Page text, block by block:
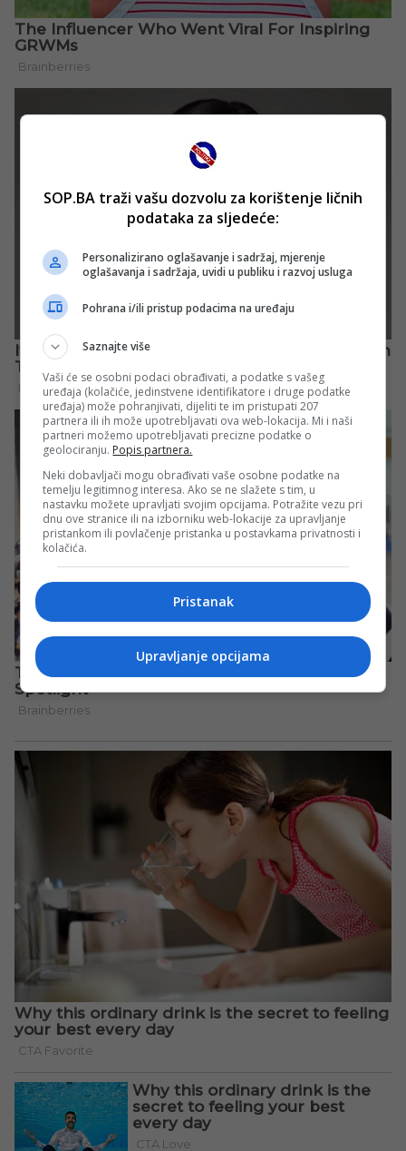
SOP.BA traži vašu dozvolu za korištenje ličnih
podataka za sljedeće:
Personalizirano oglašavanje i sadržaj, mjerenje
oglašavanja i sadržaja, uvidi u publiku i razvoj usluga
Pohrana i/ili pristup podacima na uređaju
Saznajte više
Vaši će se osobni podaci obrađivati, a podatke s vašeg
uređaja (kolačiće, jedinstvene identifikatore i druge podatke
uređaja) može pohranjivati, dijeliti te im pristupati 207
partnera ili ih može upotrebljavati ova web-lokacija. Mi i naši
partneri možemo upotrebljavati precizne podatke o
geolociranju. Popis partnera.
Neki dobavljači mogu obrađivati vaše osobne podatke na
temelju legitimnog interesa. Ako se ne slažete s tim, u
nastavku možete upravljati svojim opcijama. Potražite vezu pri
dnu ove stranice ili na izborniku web-lokacije za upravljanje
pristankom ili povlačenje pristanka u postavkama privatnosti i
kolačića.
Pristanak
Upravljanje opcijama